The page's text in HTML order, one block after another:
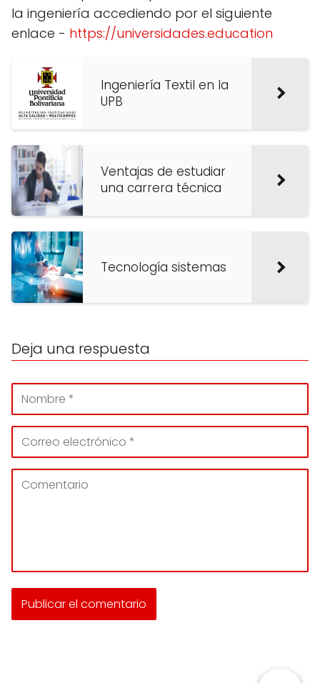
la ingeniería accediendo por el siguiente
enlace - https://universidades.education
Ingeniería Textil en la
UPB
Ventajas de estudiar
una carrera técnica
Tecnología sistemas
Deja una respuesta